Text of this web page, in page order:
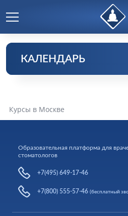
КАЛЕНДАРЬ
Курсы в Москве
Образовательная платформа для
стоматологов
+7(495) 649-17-46
+7(800) 555-57-46 (бесплатный